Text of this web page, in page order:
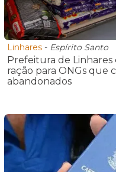
Linhares - Espírito Santo
Prefeitura de Linhares
ração para ONGs que
abandonados